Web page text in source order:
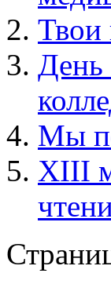
Твои
День
Мы
XIII